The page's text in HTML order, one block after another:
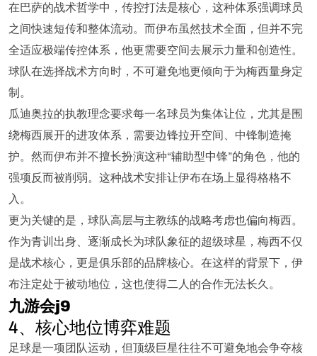
在巴萨的战术哲学中，传控打法是核心，这种体系强调球员
之间快速短传和整体流动。而伊布虽然技术全面，但并不完
全适应极端传控体系，他更需要空间去展示力量和创造性。
球队在选择战术方向时，不可避免地更倾向于为梅西量身定
制。
瓜迪奥拉的执教理念要求每一名球员为集体让位，尤其是围
绕梅西展开的进攻体系，需要边锋拉开空间、中锋制造掩
护。然而伊布并不擅长扮演这种“辅助型中锋”的角色，他的
强项反而被削弱。这种战术安排让伊布在场上显得格格不
入。
更为关键的是，球队高层与主教练的战略考虑也偏向梅西。
作为青训出身、逐渐成长为球队象征的超级球星，梅西不仅
是战术核心，更是俱乐部的品牌核心。在这样的背景下，伊
布注定处于被动地位，这也使得二人的合作无法长久。
九游会j9
4、核心地位博弈难题
足球是一项团队运动，但顶级巨星往往不可避免地会争夺核